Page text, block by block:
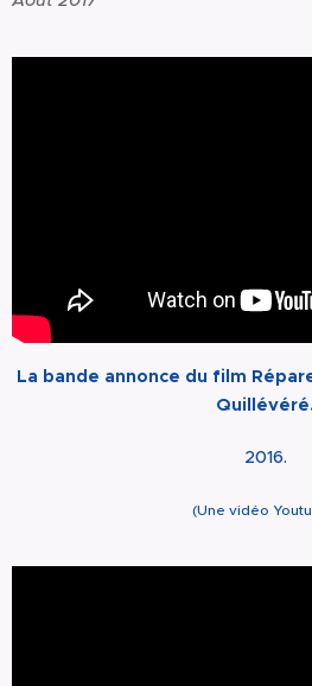
La bande annonce du film
Quillévéré
2016.
(Une vidéo